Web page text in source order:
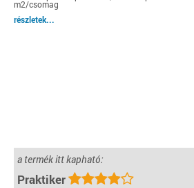
m2/csomag
részletek...
a termék itt kapható:
Praktiker